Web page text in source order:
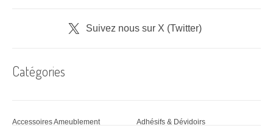
Suivez nous sur X (Twitter)
Catégories
Accessoires Ameublement Adhésifs & Dévidoirs